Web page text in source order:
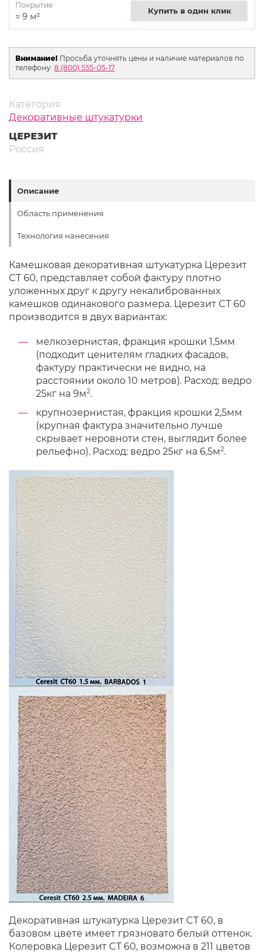
Покрытие
≈ 9 м²
Купить в один клик
Внимание! Просьба уточнять цены и наличие материалов по
телефону: 8 (800) 555-05-17
Категория
Декоративные штукатурки
ЦЕРЕЗИТ
Россия
Описание
Область применения
Технология нанесения
Камешковая декоративная штукатурка Церезит
CT 60, представляет собой фактуру плотно
уложенных друг к другу некалиброванных
камешков одинакового размера. Церезит CT 60
производится в двух вариантах:
мелкозернистая, фракция крошки 1,5мм
(подходит ценителям гладких фасадов,
фактуру практически не видно, на
расстоянии около 10 метров). Расход: ведро
25кг на 9м2.
крупнозернистая, фракция крошки 2,5мм
(крупная фактура значительно лучше
скрывает неровноти стен, выглядит более
рельефно). Расход: ведро 25кг на 6,5м2.
Декоративная штукатурка Церезит CT 60, в
базовом цвете имеет грязновато белый оттенок.
Колеровка Церезит CT 60, возможна в 211 цветов